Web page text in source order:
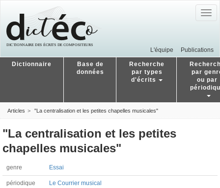
L'équipe Publications
Dictionnaire
Base de
données
Recherche
par types
d'écrits
par
ou par
Articles "La centralisation et les petites chapelles musicales"
"La centralisation et les petites
chapelles musicales"
genre Essai
périodique Le Courrier musical